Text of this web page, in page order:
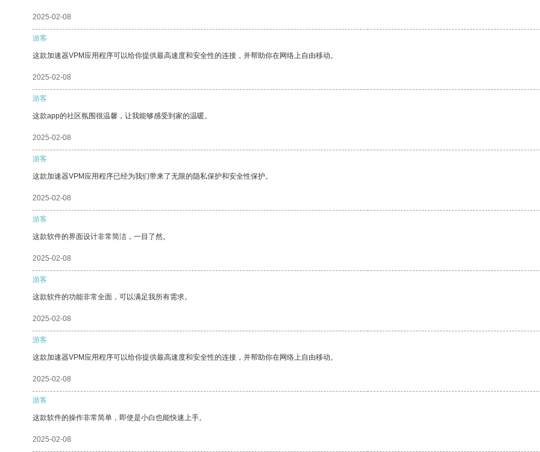
2025-02-08
游客
这款加速器VPM应用程序可以给你提供最高速度和安全性的连接，并帮助你在网络上自由移动。
2025-02-08
游客
这款app的社区氛围很温馨，让我能够感受到家的温暖。
2025-02-08
游客
这款加速器VPM应用程序已经为我们带来了无限的隐私保护和安全性保护。
2025-02-08
游客
这款软件的界面设计非常简洁，一目了然。
2025-02-08
游客
这款软件的功能非常全面，可以满足我所有需求。
2025-02-08
游客
这款加速器VPM应用程序可以给你提供最高速度和安全性的连接，并帮助你在网络上自由移动。
2025-02-08
游客
这款软件的操作非常简单，即使是小白也能快速上手。
2025-02-08